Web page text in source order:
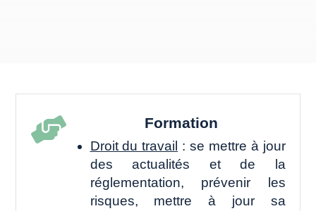
 Formation
Droit du travail : se mettre à jour
des actualités et de la
réglementation, prévenir les
risques, mettre à jour sa